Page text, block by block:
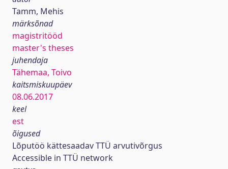
Tamm, Mehis
märksõnad
magistritööd
master's theses
juhendaja
Tähemaa, Toivo
kaitsmiskuupäev
08.06.2017
keel
est
õigused
Lõputöö kättesaadav TTÜ arvutivõrgus
Accessible in TTÜ network